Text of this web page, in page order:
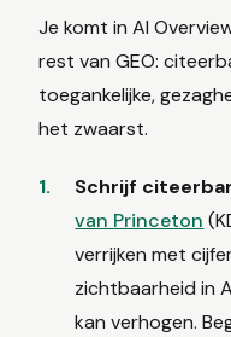
Je komt in AI
rest van GEO:
toegankelijke,
het zwaarst.
Schrijf
van Princeton
verrijken met
zichtbaarheid in
kan verhogen.